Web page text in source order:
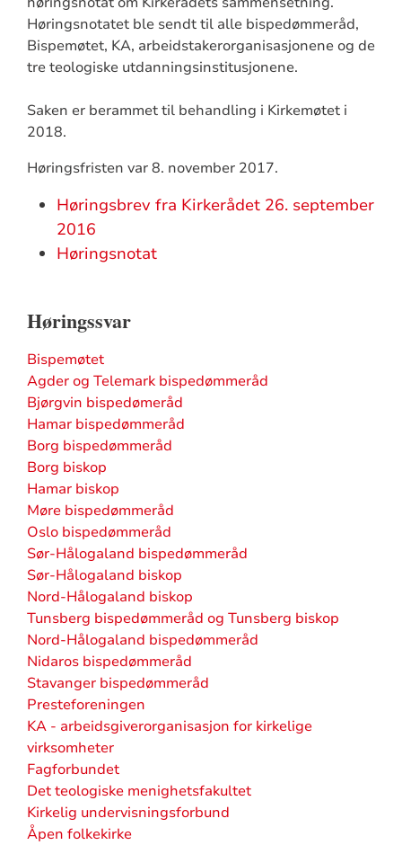
Høringsnotatet ble sendt til alle bispedømmeråd,
Bispemøtet, KA, arbeidstakerorganisasjonene og de
tre teologiske utdanningsinstitusjonene.
Saken er berammet til behandling i Kirkemøtet i
2018.
Høringsfristen var 8. november 2017.
Høringsbrev fra Kirkerådet 26. september
2016
Høringsnotat
Høringssvar
Bispemøtet
Agder og Telemark bispedømmeråd
Bjørgvin bispedømeråd
Hamar bispedømmeråd
Borg bispedømmeråd
Borg biskop
Hamar biskop
Møre bispedømmeråd
Oslo bispedømmeråd
Sør-Hålogaland bispedømmeråd
Sør-Hålogaland biskop
Nord-Hålogaland biskop
Tunsberg bispedømmeråd og Tunsberg biskop
Nord-Hålogaland bispedømmeråd
Nidaros bispedømmeråd
Stavanger bispedømmeråd
Presteforeningen
KA - arbeidsgiverorganisasjon for kirkelige
virksomheter
Fagforbundet
Det teologiske menighetsfakultet
Kirkelig undervisningsforbund
Åpen folkekirke